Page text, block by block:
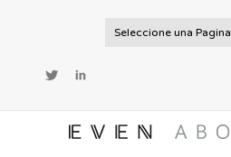
Seleccione una Pagina
Twitter